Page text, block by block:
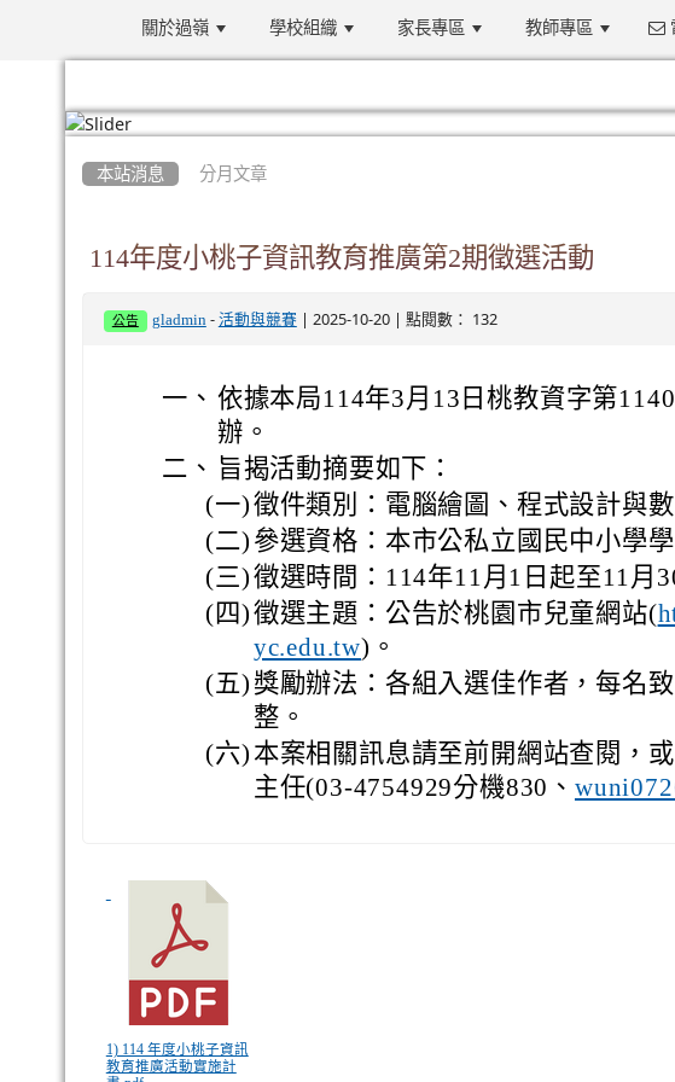
關於過嶺 學校組織 家長專區 教師專區
本站消息 分月文章
114年度小桃子資訊教育推廣第2期徵選活動
公告 gladmin- 活動與競賽| 2025-10-20 | 點閱數： 132
一、 依據本局114年3月13日桃教資字第
辦。
二、 旨揭活動摘要如下：
(一)徵件類別：電腦繪圖、程式設計與
(二) 參選資格：本市公私立國民中小學學
(三)徵選時間：114年11月1日起至11月
(四)徵選主題：公告於桃園市兒童網站(
yc.edu.tw)。
(五) 獎勵辦法：各組入選佳作者，每名
整。
(六) 本案相關訊息請至前開網站查閱，
主任(03-4754929分機830、
1) 114 年度小桃子資訊
教育推廣活動實施計